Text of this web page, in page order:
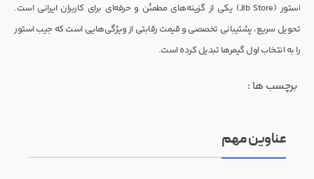
استور (Jib Store) یکی از گزینه‌های مطمئن و حرفه‌ای برای کاربران ایرانی است.
تحویل سریع، پشتیبانی تخصصی و قیمت رقابتی از ویژگی‌هایی است که جیب استور
را به انتخاب اول گیمرها تبدیل کرده است.
برچسب ها :
عناوین مهم